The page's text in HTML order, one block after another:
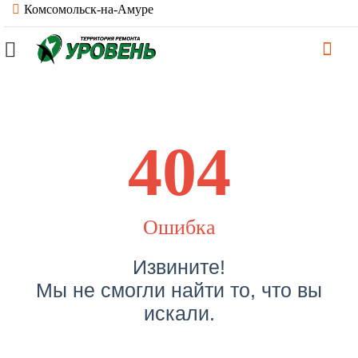
Комсомольск-на-Амуре
404
Ошибка
Извините!
Мы не смогли найти то, что вы
искали.